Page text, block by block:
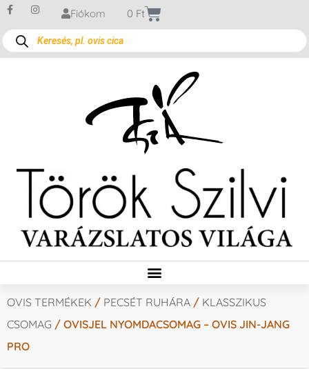
Fiókom 0 Ft
OVIS TERMÉKEK / PECSÉT RUHÁRA / KLASSZIKUS
CSOMAG / OVISJEL NYOMDACSOMAG – OVIS JIN-JANG
PRO